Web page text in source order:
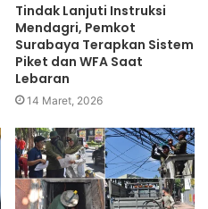
Tindak Lanjuti Instruksi
Mendagri, Pemkot
Surabaya Terapkan Sistem
Piket dan WFA Saat
Lebaran
14 Maret, 2026